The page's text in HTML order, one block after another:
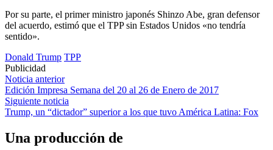
Por su parte, el primer ministro japonés Shinzo Abe, gran defensor
del acuerdo, estimó que el TPP sin Estados Unidos «no tendría
sentido».
Donald Trump TPP
Publicidad
Navegación
de
entradas
Noticia anterior
Edición Impresa Semana del 20 al 26 de Enero de 2017
Siguiente noticia
Trump, un “dictador” superior a los que tuvo América Latina: Fox
Una producción de